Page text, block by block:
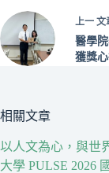
上一 文
醫學
獲獎心
相關文章
以人文為心，與世
大學 PULSE 2026